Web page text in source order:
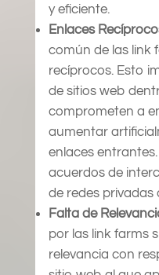
y eficiente.
Enlaces
común de las link
recíprocos. Esto
de sitios web
comprometen a
aumentar
enlaces
acuerdos de
de redes privadas
Falta de
por las link farms
relevancia con